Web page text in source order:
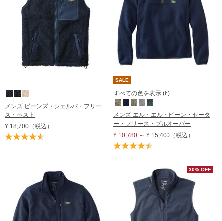
メンズ ビーンズ・シェルパ・フリー
ス・ベスト
¥ 18,700 （税込）
SALE
すべての色を表示 (6)
メンズ エル・エル・ビーン・セータ
ー・フリース・プルオーバー
¥ 10,780～ ¥ 15,400（税込）
30% OFF